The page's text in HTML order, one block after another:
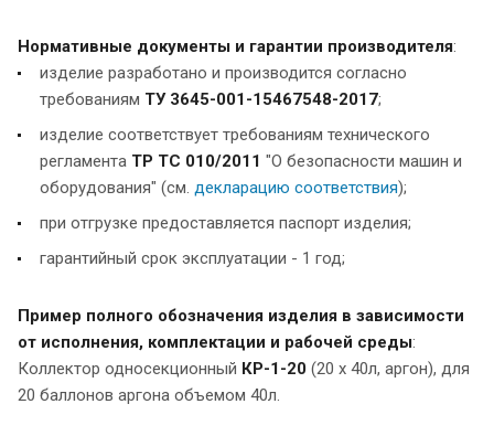
Нормативные документы и гарантии производителя:
изделие разработано и производится согласно
требованиям ТУ 3645-001-15467548-2017;
изделие соответствует требованиям технического
регламента ТР ТС 010/2011 "О безопасности машин и
оборудования" (см. декларацию соответствия);
при отгрузке предоставляется паспорт изделия;
гарантийный срок эксплуатации - 1 год;
Пример полного обозначения изделия в зависимости
от исполнения, комплектации и рабочей среды:
Коллектор односекционный КР-1-20 (20 х 40л, аргон), для
20 баллонов аргона объемом 40л.